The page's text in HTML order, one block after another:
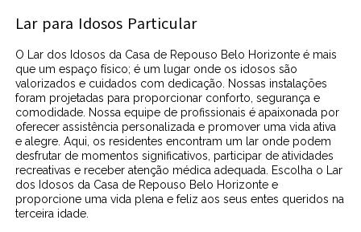
Lar para Idosos Particular
O Lar dos Idosos da Casa de Repouso Belo Horizonte é mais
que um espaço físico; é um lugar onde os idosos são
valorizados e cuidados com dedicação. Nossas instalações
foram projetadas para proporcionar conforto, segurança e
comodidade. Nossa equipe de profissionais é apaixonada por
oferecer assistência personalizada e promover uma vida ativa
e alegre. Aqui, os residentes encontram um lar onde podem
desfrutar de momentos significativos, participar de atividades
recreativas e receber atenção médica adequada. Escolha o Lar
dos Idosos da Casa de Repouso Belo Horizonte e
proporcione uma vida plena e feliz aos seus entes queridos na
terceira idade.